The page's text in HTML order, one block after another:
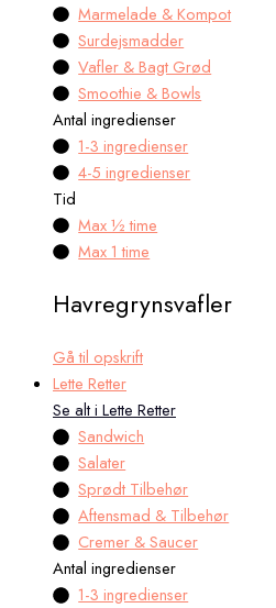
Marmelade & Kompot
Surdejsmadder
Vafler & Bagt Grød
Smoothie & Bowls
Antal ingredienser
1-3 ingredienser
4-5 ingredienser
Tid
Max ½ time
Max 1 time
Havregrynsvafler
Gå til opskrift
Lette Retter
Se alt i Lette Retter
Sandwich
Salater
Sprødt Tilbehør
Aftensmad & Tilbehør
Cremer & Saucer
Antal ingredienser
1-3 ingredienser